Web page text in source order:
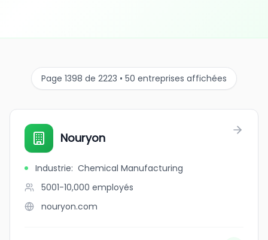
Page 1398 de 2223 • 50 entreprises affichées
Nouryon
Industrie: Chemical Manufacturing
5001-10,000 employés
nouryon.com